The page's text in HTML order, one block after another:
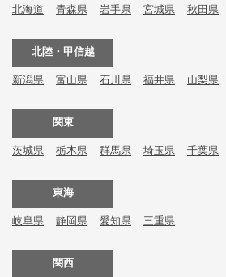
北海道 青森県 岩手県 宮城県 秋田県
北陸・甲信越
新潟県 富山県 石川県 福井県 山梨県
関東
茨城県 栃木県 群馬県 埼玉県 千葉県
東海
岐阜県 静岡県 愛知県 三重県
関西